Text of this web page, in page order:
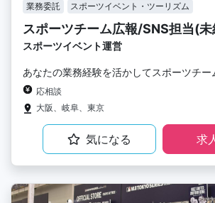
業務委託 スポーツイベント・ツーリズム
スポーツチーム広報/SNS担当(
スポーツイベント運営
あなたの業務経験を活かしてスポーツチー
応相談
大阪、岐阜、東京
気になる 求